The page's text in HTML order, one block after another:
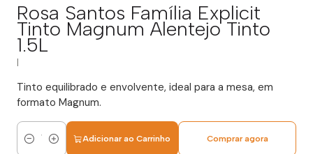
Rosa Santos Família Explicit
Tinto Magnum Alentejo Tinto
1.5L
Tinto equilibrado e envolvente, ideal para a mesa, em
formato Magnum.
Quantidade
Adicionar ao Carrinho Comprar agora